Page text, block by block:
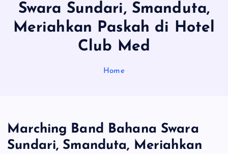
Swara Sundari, Smanduta,
Meriahkan Paskah di Hotel
Club Med
Home
Marching Band Bahana Swara
Sundari, Smanduta, Meriahkan